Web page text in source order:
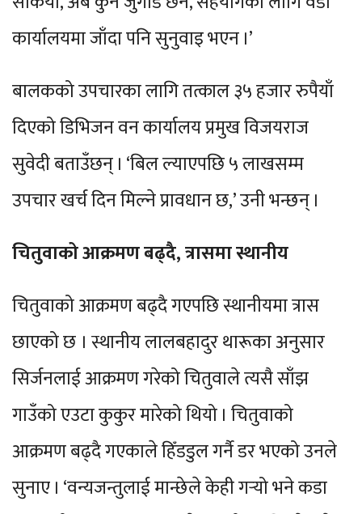
कार्यालयमा जाँदा पनि सुनुवाइ भएन ।’
बालकको उपचारका लागि तत्काल ३५ हजार रुपैयाँ
दिएको डिभिजन वन कार्यालय प्रमुख विजयराज
सुवेदी बताउँछन् । ‘बिल ल्याएपछि ५ लाखसम्म
उपचार खर्च दिन मिल्ने प्रावधान छ,’ उनी भन्छन् ।
चितुवाको आक्रमण बढ्दै, त्रासमा स्थानीय
चितुवाको आक्रमण बढ्दै गएपछि स्थानीयमा त्रास
छाएको छ । स्थानीय लालबहादुर थारूका अनुसार
सिर्जनलाई आक्रमण गरेको चितुवाले त्यसै साँझ
गाउँको एउटा कुकुर मारेको थियो । चितुवाको
आक्रमण बढ्दै गएकाले हिँडडुल गर्नै डर भएको उनले
सुनाए । ‘वन्यजन्तुलाई मान्छेले केही गर्‍यो भने कडा